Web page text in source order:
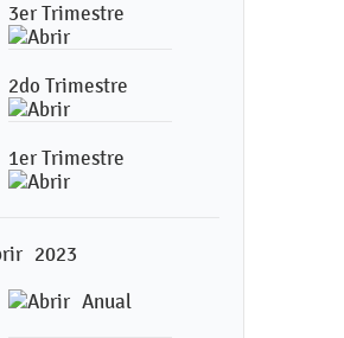
3er Trimestre
2do Trimestre
1er Trimestre
2023
Anual